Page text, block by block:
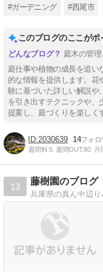
#ガーデニング #西尾市
このブログのここがポ
庭木の管
庭仕事や植物の成長を追い
的な情報を提供します。花
験に基づいた詳しい解説や
を引き出すテクニックや、
提案し、庭づくりを楽しく
2030639 14
週間IN:5 週間OUT:80 月
13
藤樹園のブログ